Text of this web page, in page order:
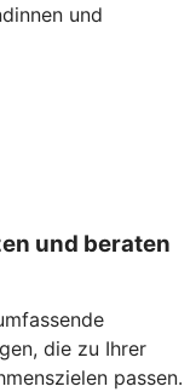
und
und beraten
die zu Ihrer
passen.